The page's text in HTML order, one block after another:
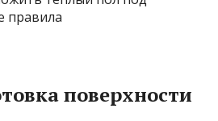
поверхности